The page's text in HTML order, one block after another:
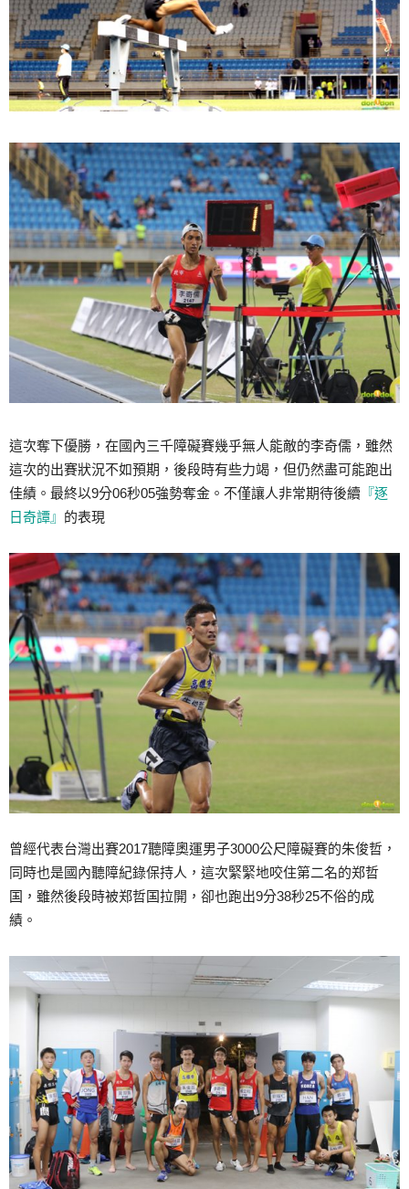
這次奪下優勝，在國內三千障礙賽幾乎無人能敵的李奇儒，雖然
這次的出賽狀況不如預期，後段時有些力竭，但仍然盡可能跑出
佳績。最終以9分06秒05強勢奪金。不僅讓人非常期待後續 『逐
日奇譚』 的表現
曾經代表台灣出賽2017聽障奧運男子3000公尺障礙賽的朱俊哲，
同時也是國內聽障紀錄保持人，這次緊緊地咬住第二名的郑哲
国，雖然後段時被郑哲国拉開，卻也跑出9分38秒25不俗的成
績。